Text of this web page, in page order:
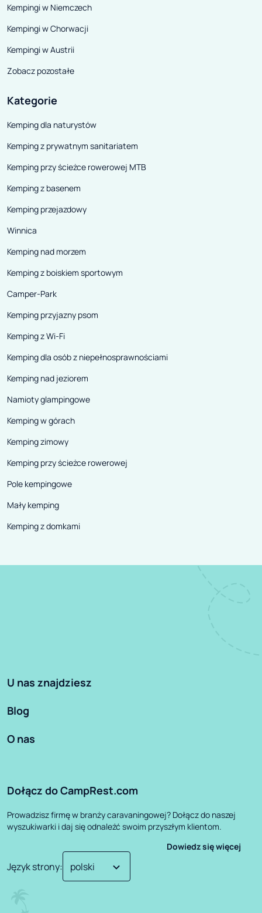
Kempingi w Niemczech
Kempingi w Chorwacji
Kempingi w Austrii
Zobacz pozostałe
Kategorie
Kemping dla naturystów
Kemping z prywatnym sanitariatem
Kemping przy ścieżce rowerowej MTB
Kemping z basenem
Kemping przejazdowy
Winnica
Kemping nad morzem
Kemping z boiskiem sportowym
Camper-Park
Kemping przyjazny psom
Kemping z Wi-Fi
Kemping dla osób z niepełnosprawnościami
Kemping nad jeziorem
Namioty glampingowe
Kemping w górach
Kemping zimowy
Kemping przy ścieżce rowerowej
Pole kempingowe
Mały kemping
Kemping z domkami
U nas znajdziesz
Blog
O nas
Dołącz do CampRest.com
Prowadzisz firmę w branży caravaningowej? Dołącz do naszej
wyszukiwarki i daj się odnaleźć swoim przyszłym klientom.
Dowiedz się więcej
Język strony: